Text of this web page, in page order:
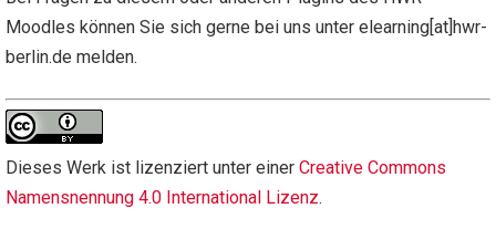
Moodles können Sie sich gerne bei uns unter elearning[at]hwr-
berlin.de melden.
Dieses Werk ist lizenziert unter einer Creative Commons
Namensnennung 4.0 International Lizenz.